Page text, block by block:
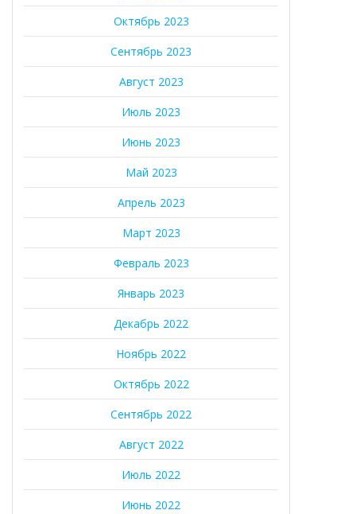
Октябрь 2023
Сентябрь 2023
Август 2023
Июль 2023
Июнь 2023
Май 2023
Апрель 2023
Март 2023
Февраль 2023
Январь 2023
Декабрь 2022
Ноябрь 2022
Октябрь 2022
Сентябрь 2022
Август 2022
Июль 2022
Июнь 2022